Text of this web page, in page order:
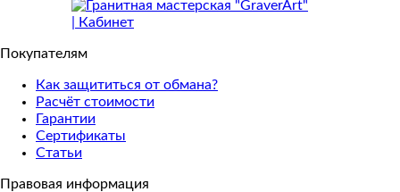
Покупателям
Как защититься от обмана?
Расчёт стоимости
Гарантии
Сертификаты
Статьи
Правовая информация